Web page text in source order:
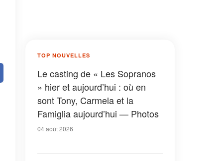
TOP NOUVELLES
Le casting de « Les Sopranos
» hier et aujourd’hui : où en
sont Tony, Carmela et la
Famiglia aujourd’hui — Photos
04 août 2026